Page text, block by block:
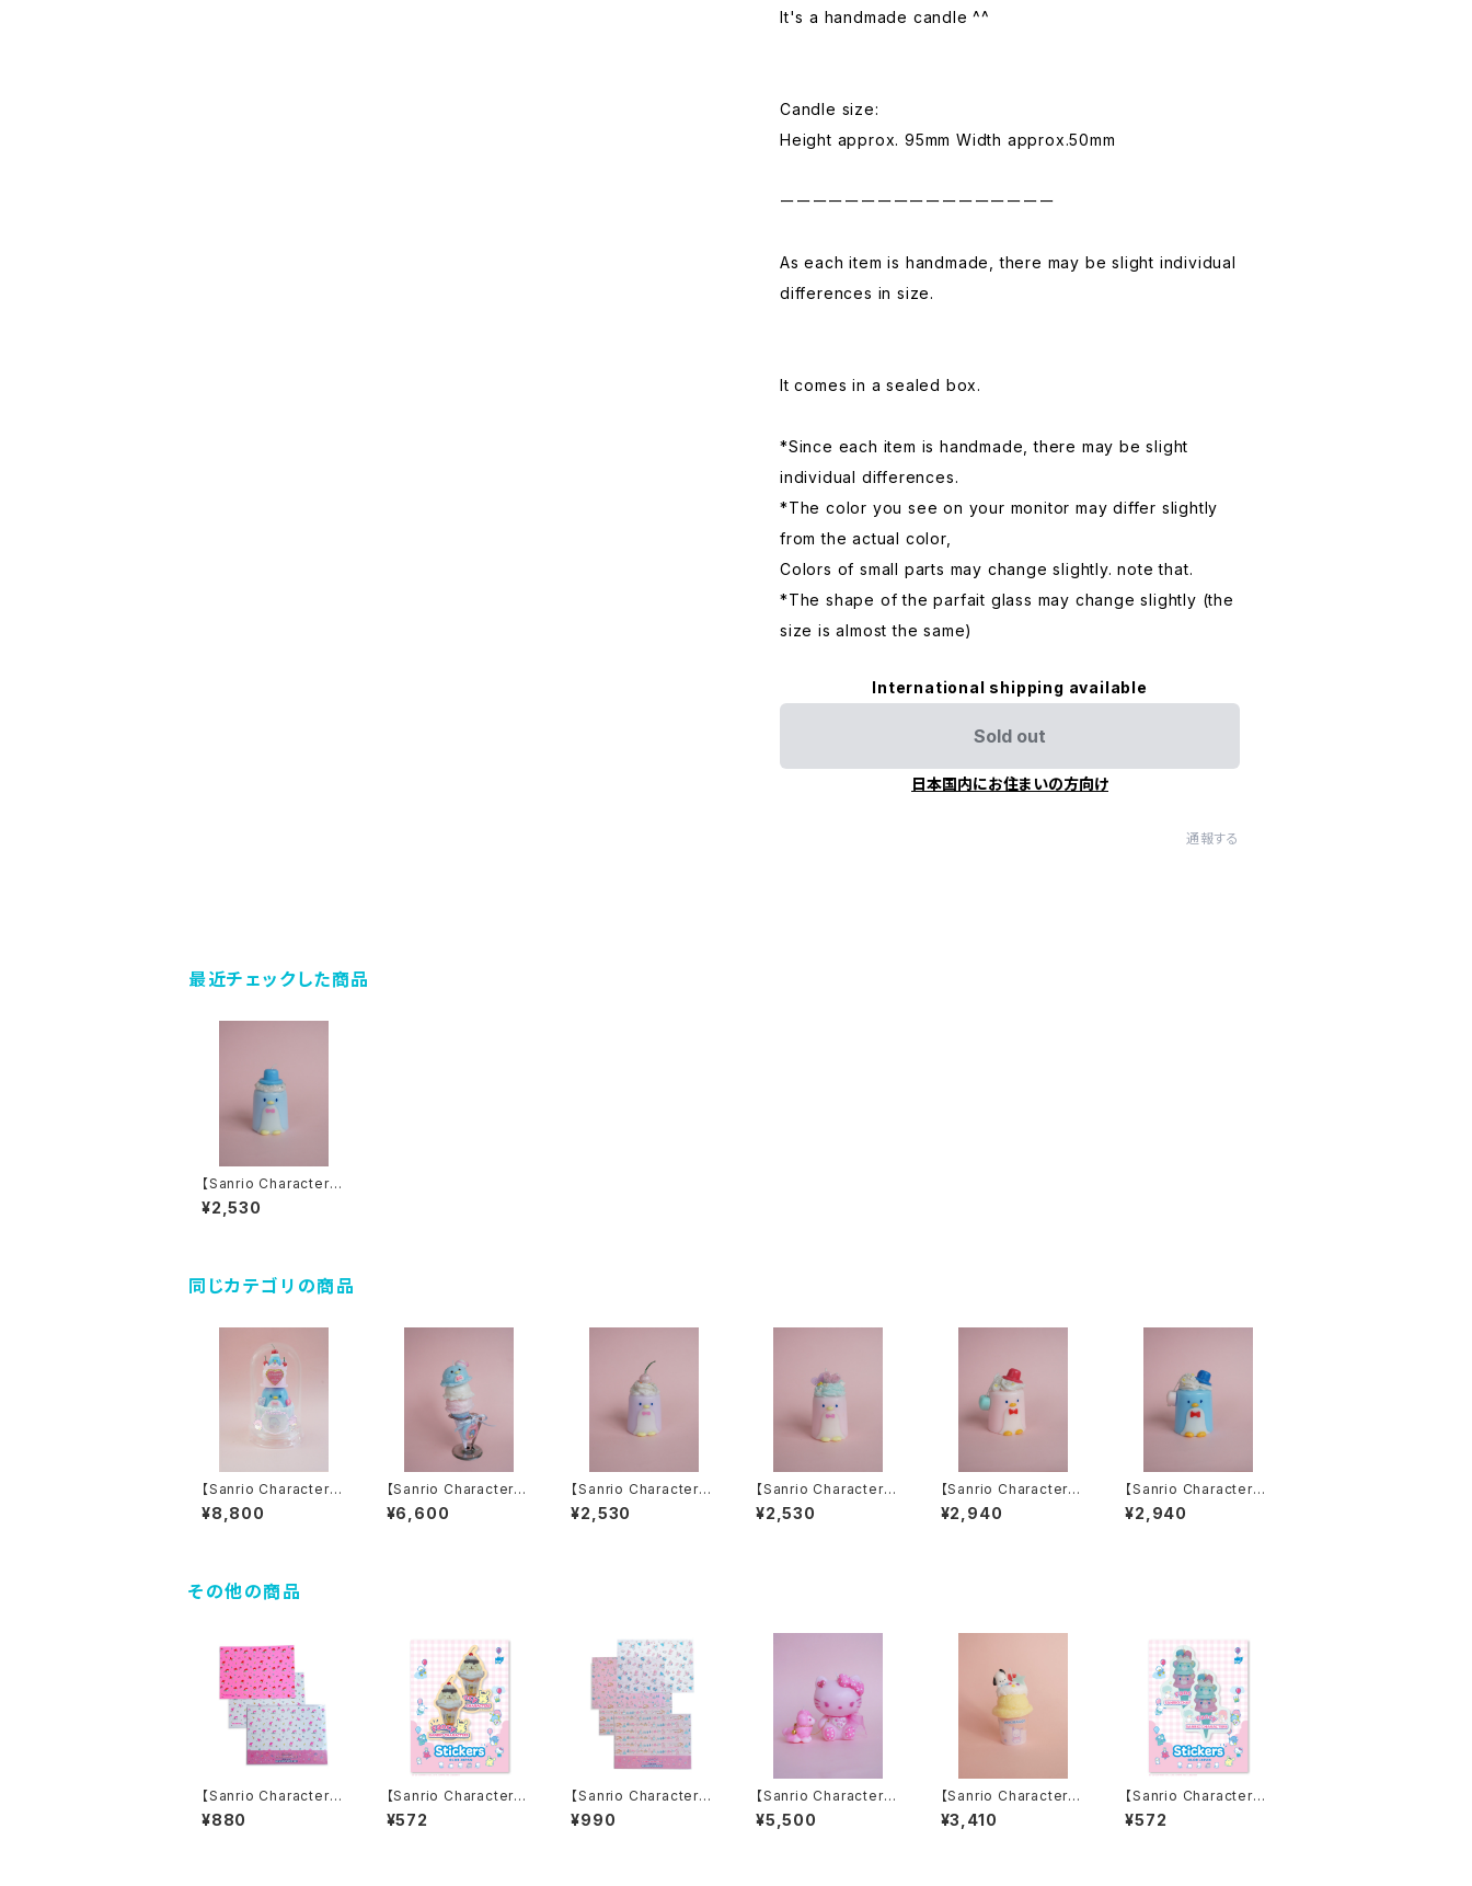
It's a handmade candle ^^
Candle size:
Height approx. 95mm Width approx.50mm
ーーーーーーーーーーーーーーーーー
As each item is handmade, there may be slight individual
differences in size.
It comes in a sealed box.
*Since each item is handmade, there may be slight
individual differences.
*The color you see on your monitor may differ slightly
from the actual color,
Colors of small parts may change slightly. note that.
*The shape of the parfait glass may change slightly (the
size is almost the same)
International shipping available
Sold out
日本国内にお住まいの方向け
通報する
最近チェックした商品
【Sanrio Characters】
TUXEDOSAM D-CU
T Candle（BLUE）
¥2,530
同じカテゴリの商品
【Sanrio Characters】
TUXEDOSAM Dome
Candle
¥8,800
【Sanrio Characters】
TUXEDOSAM Ica Ca
ndle
¥6,600
【Sanrio Characters】
TUXEDOSAM D-CU
T Candle（PURPLE）
¥2,530
【Sanrio Characters】
TUXEDOSAM D-CU
T Candle（PINK）
¥2,530
【Sanrio Characters】
TUXEDOSAM Candl
e（PINK）
¥2,940
【Sanrio Characters】
TUXEDOSAM Candl
e（BLUE）
¥2,940
その他の商品
【Sanrio Characters】
POP PINK PRINT! D
esign paper set / M
¥880
【Sanrio Characters】
D-cut Stickers/POM
POMPURIN/ ダイカッ
¥572
【Sanrio Characters】
POP PINK PRINT!Tr
acing paper set /M
¥990
【Sanrio Characters】
HELLO KITTY Pink
Poodle Candle
¥5,500
【Sanrio Characters】
POCHACCO CANDL
E
¥3,410
【Sanrio Characters】
D-cut Stickers/LITT
LE TWIN STARS・IC
¥572